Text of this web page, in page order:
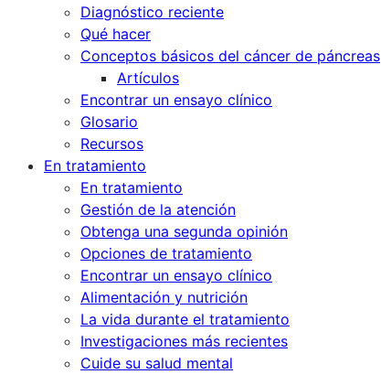
Diagnóstico reciente
Qué hacer
Conceptos básicos del cáncer de páncreas
Artículos
Encontrar un ensayo clínico
Glosario
Recursos
En tratamiento
En tratamiento
Gestión de la atención
Obtenga una segunda opinión
Opciones de tratamiento
Encontrar un ensayo clínico
Alimentación y nutrición
La vida durante el tratamiento
Investigaciones más recientes
Cuide su salud mental